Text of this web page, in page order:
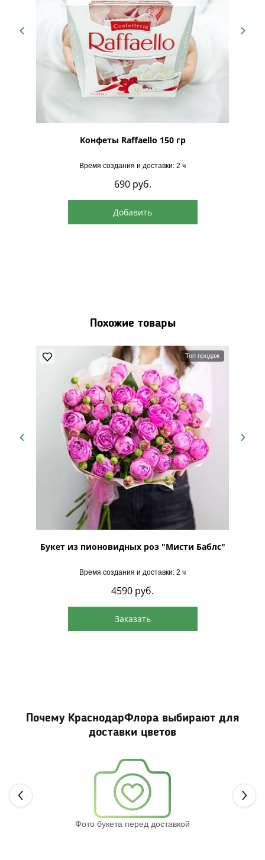
Конфеты Raffaello 150 гр
Время создания и доставки: 2 ч
690 руб.
Добавить
Похожие товары
Топ продаж
Букет из пионовидных роз "Мисти Баблс"
Время создания и доставки: 2 ч
4590 руб.
Заказать
Почему КраснодарФлора выбирают для
доставки цветов
Фото букета перед доставкой